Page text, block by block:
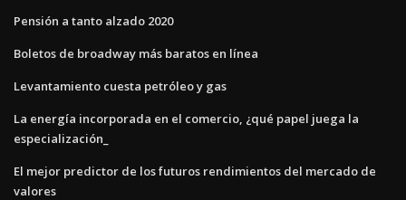
Pensión a tanto alzado 2020
Boletos de broadway más baratos en línea
Levantamiento cuesta petróleo y gas
La energía incorporada en el comercio, ¿qué papel juega la
especialización_
El mejor predictor de los futuros rendimientos del mercado de
valores